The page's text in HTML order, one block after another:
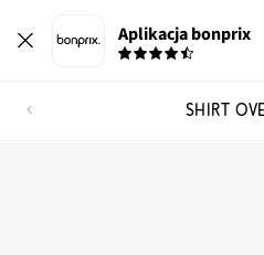
Aplikacja bonprix
SHIRT